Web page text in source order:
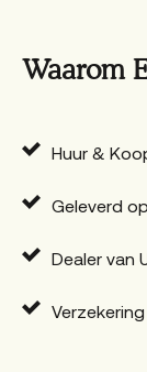
Waarom
Huur &
Geleverd
Dealer van